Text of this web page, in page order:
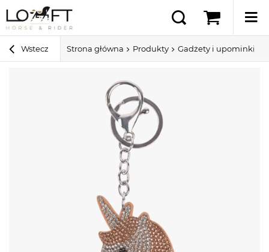
Wstecz Strona główna Produkty Gadżety i upominki